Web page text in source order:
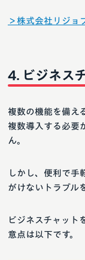
＞株式会社リジョ
ビジネス
複数の機能を備え
複数導入する必要
ん。
しかし、便利で手
がけないトラブル
ビジネスチャット
意点は以下です。